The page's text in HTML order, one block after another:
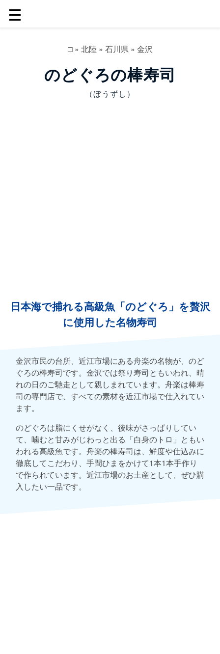
☰
□» 北陸 » 石川県» 金沢
のどぐろの棒寿司
（ぼうずし）
日本海で捕れる高級魚「のどぐろ」を贅沢
に使用した名物寿司
金沢市民の台所、近江市場にある舟楽の名物が、のど
ぐろの棒寿司です。金沢では祭り寿司ともいわれ、晴
れの日のご馳走として親しまれています。舟楽は棒寿
司の専門店で、すべての素材を近江市場で仕入れてい
ます。
のどぐろは脂にくせがなく、後味がさっぱりしてい
て、噛むと甘みがじわっと出る「白身のトロ」ともい
われる高級魚です。舟楽の棒寿司は、鮮度や仕込みに
徹底してこだわり、手間ひまをかけて1本1本手作り
で作られています。近江市場のお土産として、ぜひ購
入したい一品です。